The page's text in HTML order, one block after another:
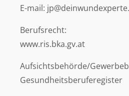
E-mail:
Berufsrecht:
www.ris.bka.gv.at
Aufsichtsbehörde/
Gesundheitsberuferegister